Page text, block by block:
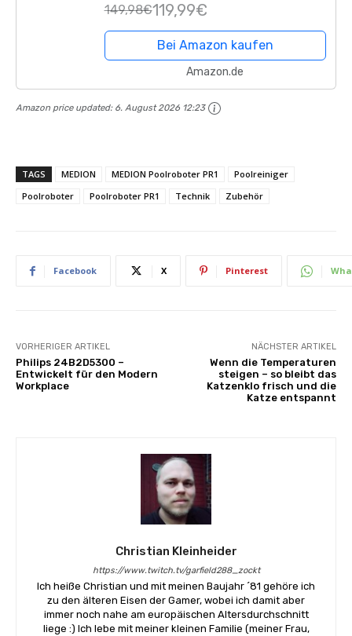
Selbsteinparkfunktion mit 2,5H
Ladezeit Poolsauger Akku...
149,98€119,99€
Bei Amazon kaufen
Amazon.de
Amazon price updated: 6. August 2026 12:23
TAGS MEDION MEDION Poolroboter PR1
Poolreiniger
Poolroboter
Poolroboter PR1 Technik Zubehör
Facebook X Pinterest
VORHERIGER ARTIKEL
Philips 24B2D5300 –
Entwickelt für den Modern
Workplace
NÄCHSTER ARTIKEL
Wenn die Temperaturen
steigen – so bleibt das
Katzenklo frisch und die
Katze entspannt
Christian Kleinheider
https://www.twitch.tv/garfield288_zockt
Ich heiße Christian und mit meinen Baujahr ´81 gehöre ich
zu den älteren Eisen der Gamer, wobei ich damit aber
immer noch nahe am europäischen Altersdurchschnitt
liege :) Ich lebe mit meiner kleinen Familie (meiner Frau,